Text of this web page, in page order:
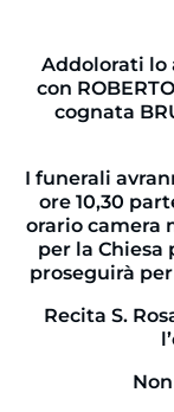
Addolorati lo
con
cognata
I funerali
ore 10,30
orario camera
per la Chiesa
proseguirà
Recita S.